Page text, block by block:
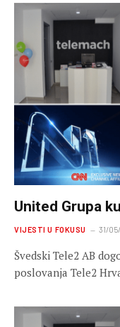
United Grupa
VIJESTI U FOKUSU 31/
Švedski Tele2 AB
poslovanja Tele2